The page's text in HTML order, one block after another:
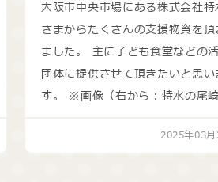
大阪市中央市場にある株式会社特
さまからたくさんの支援物資を頂
ました。 主に子ども食堂などの
団体に提供させて頂きたいと思い
す。 ※画像（右から：特水の尾
2025年03月